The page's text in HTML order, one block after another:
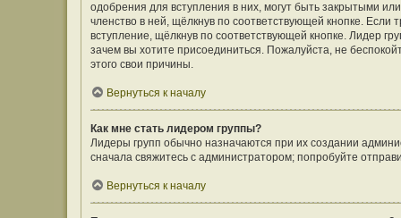
одобрения для вступления в них, могут быть закрытыми
членство в ней, щёлкнув по соответствующей кнопке. Если
вступление, щёлкнув по соответствующей кнопке. Лидер
зачем вы хотите присоединиться. Пожалуйста, не
этого свои причины.
Вернуться к началу
Как мне стать лидером группы?
Лидеры групп обычно назначаются при их создании
сначала свяжитесь с администратором; попробуйте
Вернуться к началу